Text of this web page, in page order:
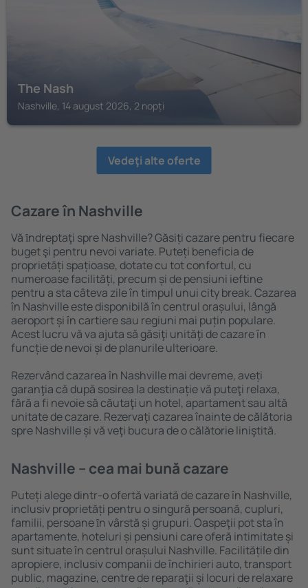
The Nash
Nashville, 14 august 2026, 2 nopți
Vedeţi alte oferte
Cazare în Nashville
Vă ȋndreptaţi spre Nashville? Găsiți cazare pentru fiecare
buget şi pentru nevoi variate. Puteți beneficia de
proprietăți spațioase, dotate cu tot confortul, cu
numeroase facilități, precum și de pensiuni ieftine
pentru a sta câteva zile în timpul unui city break. Cazarea
în Nashville este disponibilă în centrul orașului, lângă
aeroport și în cartiere sau regiuni mai puțin populare.
Acest lucru vă va ajuta să găsiţi unităţi de cazare în
funcție de nevoi și de planurile ulterioare.
Rezervând cazarea în Nashville mai devreme, aveți
garanţia că după sosirea la destinație vă puteţi relaxa,
fără a fi nevoie să căutaţi un hotel, apartament sau altă
unitate de cazare. Rezervaţi cazarea înainte de călătoria
spre Nashville și vă veţi bucura de o călătorie liniştită.
Nashville – cea mai bună cazare
Puteți alege dintr-o ofertă variată de cazare în Nashville,
inclusiv proprietăți pentru o singură persoană, cupluri,
familii, persoane ȋn vârstă și grupuri. Oaspeţii pot sta în
apartamente, hoteluri și pensiuni care oferă intimitate și
sunt situate în centrul orașului Nashville. Facilitățile din
apropiere, inclusiv companii de închirieri auto, transport
public, magazine, centre de reparaţii și locuri de relaxare